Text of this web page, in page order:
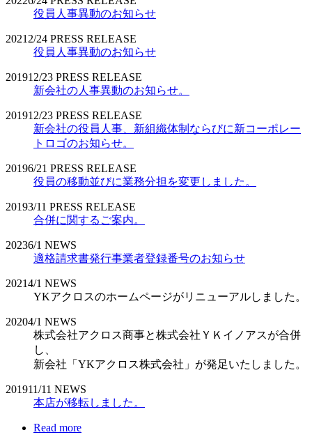
役員人事異動のお知らせ
2021 2/24 PRESS RELEASE
役員人事異動のお知らせ
201912/23 PRESS RELEASE
新会社の人事異動のお知らせ。
201912/23 PRESS RELEASE
新会社の役員人事、新組織体制ならびに新コーポレー
トロゴのお知らせ。
20196/21 PRESS RELEASE
役員の移動並びに業務分担を変更しました。
20193/11 PRESS RELEASE
合併に関するご案内。
20236/1 NEWS
適格請求書発行事業者登録番号のお知らせ
20214/1 NEWS
YKアクロスのホームページがリニューアルしました。
20204/1 NEWS
株式会社アクロス商事と株式会社ＹＫイノアスが合併
し、
新会社「YKアクロス株式会社」が発足いたしました。
201911/11 NEWS
本店が移転しました。
Read more